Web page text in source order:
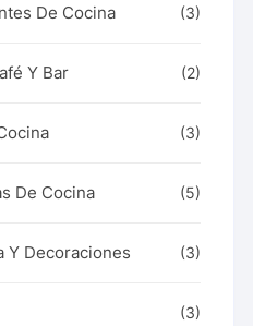
De Cocina (3)
Y Bar (2)
(3)
De Cocina (5)
Y Decoraciones (3)
(3)